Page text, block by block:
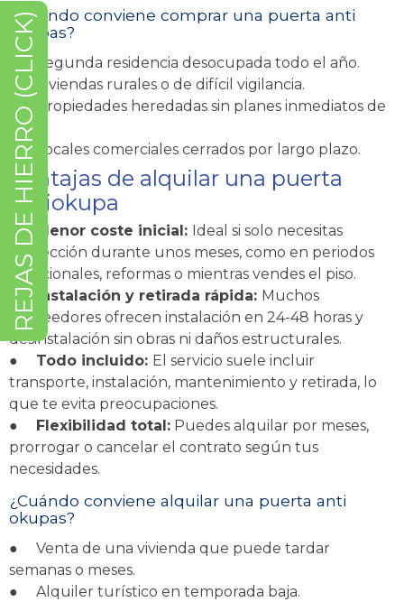
¿Cuándo conviene comprar una puerta anti
okupas?
●
Segunda residencia desocupada todo el año.
●
Viviendas rurales o de difícil vigilancia.
●
Propiedades heredadas sin planes inmediatos de
uso.
●
Locales comerciales cerrados por largo plazo.
Ventajas de alquilar una puerta
antiokupa
● Menor coste inicial: Ideal si solo necesitas
protección durante unos meses, como en periodos
vacacionales, reformas o mientras vendes el piso.
●
Instalación y retirada rápida: Muchos
proveedores ofrecen instalación en 24-48 horas y
desinstalación sin obras ni daños estructurales.
● Todo incluido: El servicio suele incluir
transporte, instalación, mantenimiento y retirada, lo
que te evita preocupaciones.
● Flexibilidad total: Puedes alquilar por meses,
prorrogar o cancelar el contrato según tus
necesidades.
¿Cuándo conviene alquilar una puerta anti
okupas?
● Venta de una vivienda que puede tardar
semanas o meses.
● Alquiler turístico en temporada baja.
REJAS DE HIERRO (CLICK)